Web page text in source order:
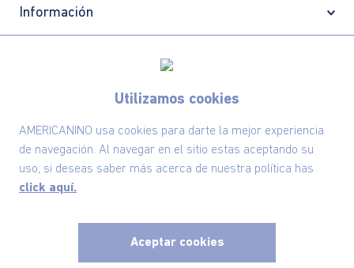
Utilizamos cookies
AMERICANINO usa cookies para darte la mejor experiencia
de navegación. Al navegar en el sitio estas aceptando su
uso, si deseas saber más acerca de nuestra política has
click aquí.
Aceptar cookies
Información